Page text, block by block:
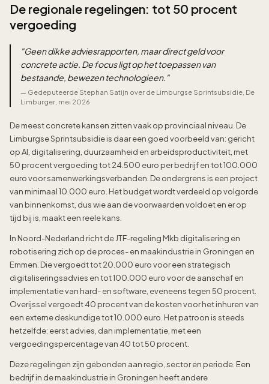
De regionale regelingen: tot 50 procent
vergoeding
"Geen dikke adviesrapporten, maar direct geld voor
concrete actie. De focus ligt op het toepassen van
bestaande, bewezen technologieen. "
— Gedeputeerde Stephan Satijn over de Limburgse Sprintsubsidie, De
Limburger, mei 2026
De meest concrete kansen zitten vaak op provinciaal niveau. De
Limburgse Sprintsubsidie is daar een goed voorbeeld van: gericht
op AI, digitalisering, duurzaamheid en arbeidsproductiviteit, met
50 procent vergoeding tot 24.500 euro per bedrijf en tot 100.000
euro voor samenwerkingsverbanden. De ondergrens is een project
van minimaal 10.000 euro. Het budget wordt verdeeld op volgorde
van binnenkomst, dus wie aan de voorwaarden voldoet en er op
tijd bij is, maakt een reele kans.
In Noord-Nederland richt de JTF-regeling Mkb digitalisering en
robotisering zich op de proces- en maakindustrie in Groningen en
Emmen. Die vergoedt tot 20.000 euro voor een strategisch
digitaliseringsadvies en tot 100.000 euro voor de aanschaf en
implementatie van hard- en software, eveneens tegen 50 procent.
Overijssel vergoedt 40 procent van de kosten voor het inhuren van
een externe deskundige tot 10.000 euro. Het patroon is steeds
hetzelfde: eerst advies, dan implementatie, met een
vergoedingspercentage van 40 tot 50 procent.
Deze regelingen zijn gebonden aan regio, sector en periode. Een
bedrijf in de maakindustrie in Groningen heeft andere